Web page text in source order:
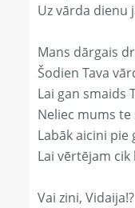
Uz vārda dienu
Mans dārgais
Šodien Tava
Lai gan smaids
Neliec mums
Labāk aicini pie
Lai vērtējam cik
Vai zini, Vidaija!?